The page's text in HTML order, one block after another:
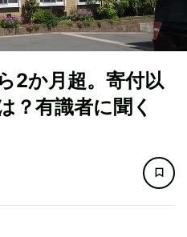
2か月超。寄付以
？有識者に聞く